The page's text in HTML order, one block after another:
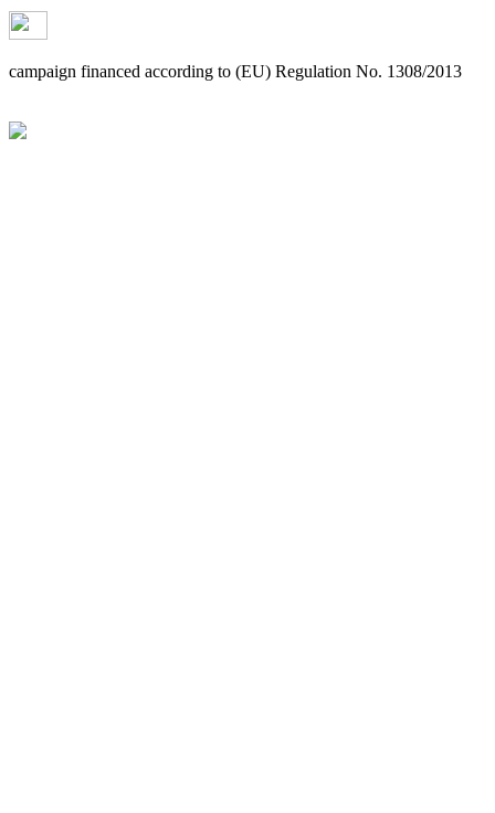
campaign financed according to (EU) Regulation No. 1308/2013